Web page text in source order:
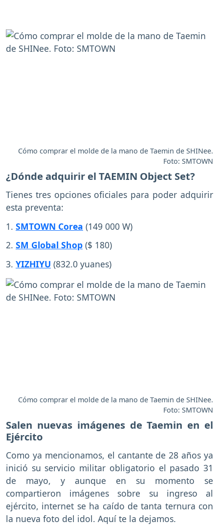
Cómo comprar el molde de la mano de Taemin de SHINee.
Foto: SMTOWN
¿Dónde adquirir el TAEMIN Object Set?
Tienes tres opciones oficiales para poder adquirir
esta preventa:
1. SMTOWN Corea (149 000 W)
2. SM Global Shop ($ 180)
3. YIZHIYU (832.0 yuanes)
Cómo comprar el molde de la mano de Taemin de SHINee.
Foto: SMTOWN
Salen nuevas imágenes de Taemin en el
Ejército
Como ya mencionamos, el cantante de 28 años ya
inició su servicio militar obligatorio el pasado 31
de mayo, y aunque en su momento se
compartieron imágenes sobre su ingreso al
ejército, internet se ha caído de tanta ternura con
la nueva foto del idol. Aquí te la dejamos.